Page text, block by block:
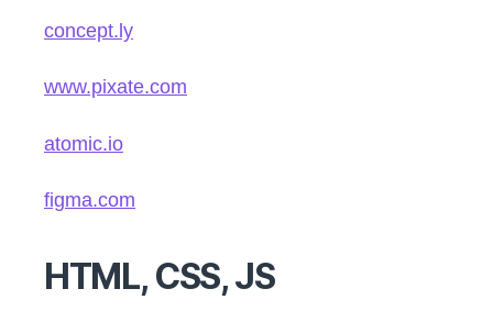
concept.ly
www.pixate.com
atomic.io
figma.com
HTML, CSS, JS